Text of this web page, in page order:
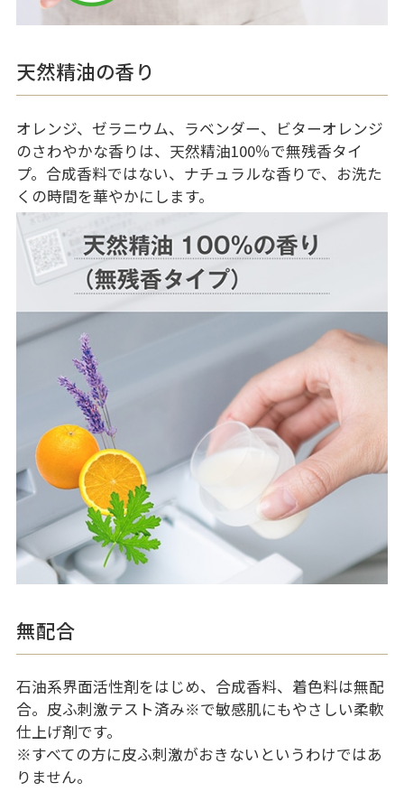
天然精油の香り
オレンジ、ゼラニウム、ラベンダー、ビターオレンジ
のさわやかな香りは、天然精油100％で無残香タイ
プ。合成香料ではない、ナチュラルな香りで、お洗た
くの時間を華やかにします。
無配合
石油系界面活性剤をはじめ、合成香料、着色料は無配
合。皮ふ刺激テスト済み※で敏感肌にもやさしい柔軟
仕上げ剤です。
※すべての方に皮ふ刺激がおきないというわけではあ
りません。